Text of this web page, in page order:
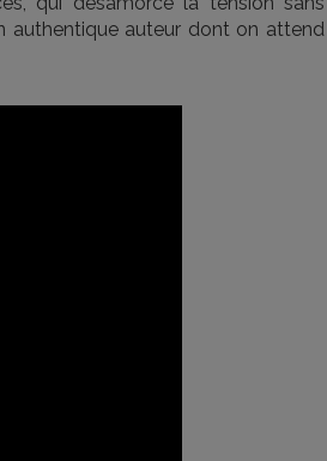
authentique auteur dont on attend